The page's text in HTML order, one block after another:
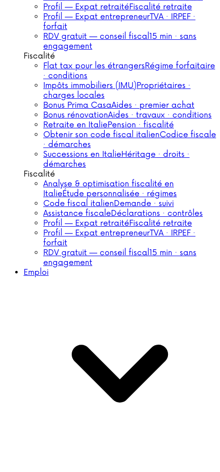
Profil — Expat retraitéFiscalité retraite
Profil — Expat entrepreneurTVA · IRPEF ·
forfait
RDV gratuit — conseil fiscal15 min · sans
engagement
Fiscalité
Flat tax pour les étrangersRégime forfaitaire
· conditions
Impôts immobiliers (IMU)Propriétaires ·
charges locales
Bonus Prima CasaAides · premier achat
Bonus rénovationAides · travaux · conditions
Retraite en ItaliePension · fiscalité
Obtenir son code fiscal italienCodice fiscale
· démarches
Successions en ItalieHéritage · droits ·
démarches
Fiscalité
Analyse & optimisation fiscalité en
ItalieÉtude personnalisée · régimes
Code fiscal italienDemande · suivi
Assistance fiscaleDéclarations · contrôles
Profil — Expat retraitéFiscalité retraite
Profil — Expat entrepreneurTVA · IRPEF ·
forfait
RDV gratuit — conseil fiscal15 min · sans
engagement
Emploi